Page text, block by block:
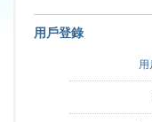
用戶登錄
用